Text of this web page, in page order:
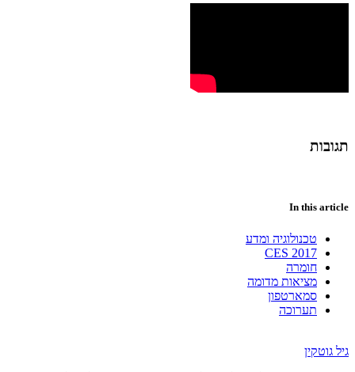
תגובות
In this article
טכנולוגיה ומדע
CES 2017
חומרה
מציאות מדומה
סמארטפון
תערוכה
גיל גוטקין